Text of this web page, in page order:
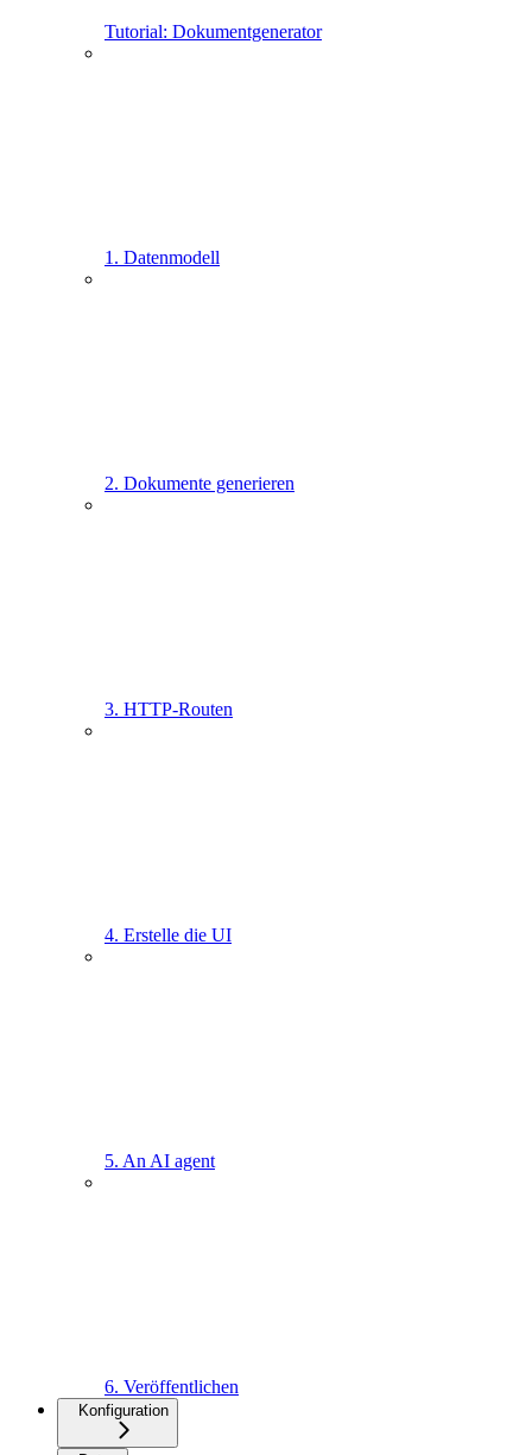
Tutorial: Dokumentgenerator
1. Datenmodell
2. Dokumente generieren
3. HTTP-Routen
4. Erstelle die UI
5. An AI agent
6. Veröffentlichen
Konfiguration